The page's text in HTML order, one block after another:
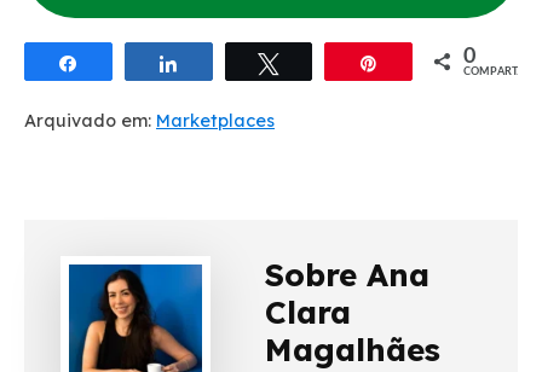
Compartilhar Compartilhar 0
COMPART.
Arquivado em: Marketplaces
Sobre Ana
Clara
Magalhães